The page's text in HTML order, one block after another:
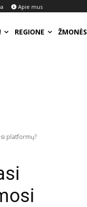
Apie mus
REGIONE ŽMONĖS
platformų?